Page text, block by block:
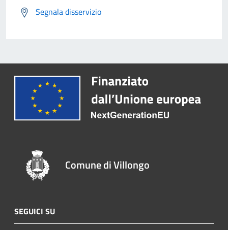
Segnala disservizio
Comune di Villongo
SEGUICI SU